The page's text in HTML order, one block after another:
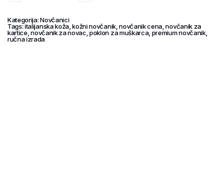
Kategorija:Novčanici
Tags:italijanska koža,kožni novčanik,novčanik cena,novčanik za
kartice,novčanik za novac,poklon za muškarca, premium novčanik,
ručna izrada